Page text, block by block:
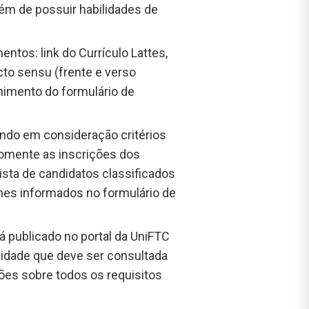
de possuir habilidades de
link do Currículo Lattes,
sensu (frente e verso
do formulário de
em consideração critérios
as inscrições dos
de candidatos classificados
informados no formulário de
publicado no portal da UniFTC
que deve ser consultada
sobre todos os requisitos